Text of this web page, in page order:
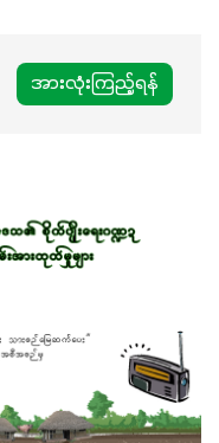
အားလုံးကြည့်ရန်